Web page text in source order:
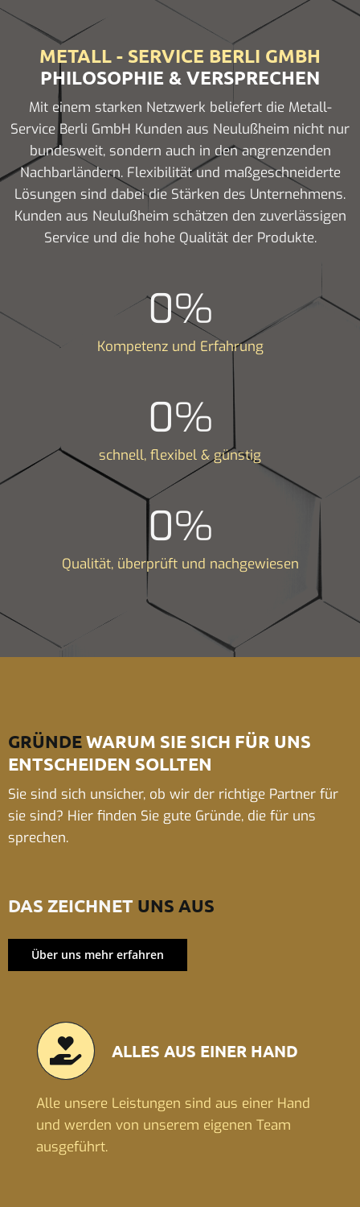
METALL - SERVICE BERLI GMBH
PHILOSOPHIE & VERSPRECHEN
Mit einem starken Netzwerk beliefert die Metall-
Service Berli GmbH Kunden aus Neulußheim nicht nur
bundesweit, sondern auch in den angrenzenden
Nachbarländern. Flexibilität und maßgeschneiderte
Lösungen sind dabei die Stärken des Unternehmens.
Kunden aus Neulußheim schätzen den zuverlässigen
Service und die hohe Qualität der Produkte.
0%
Kompetenz und Erfahrung
0%
schnell, flexibel & günstig
0%
Qualität, überprüft und nachgewiesen
GRÜNDEWARUM SIE SICH FÜR UNS
ENTSCHEIDEN SOLLTEN
Sie sind sich unsicher, ob wir der richtige Partner für
sie sind? Hier finden Sie gute Gründe, die für uns
sprechen.
DAS ZEICHNET UNS AUS
Über uns mehr erfahren
ALLES AUS EINER HAND
Alle unsere Leistungen sind aus einer Hand
und werden von unserem eigenen Team
ausgeführt.